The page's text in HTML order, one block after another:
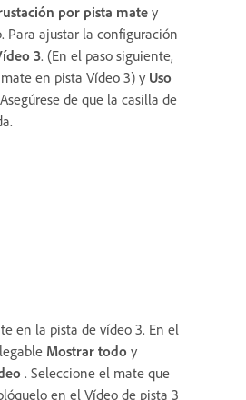
por pista mate y
Para ajustar la configuración
3. (En el paso siguiente,
en pista Vídeo 3) y Uso
de que la casilla de
en la pista de vídeo 3. En el
Mostrar todo y
. Seleccione el mate que
en el Vídeo de pista 3